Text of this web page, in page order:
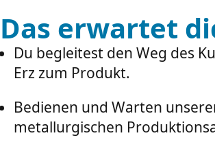
Das erwartet
Du begleitest den Weg des
Erz zum Produkt.
Bedienen und Warten
metallurgischen